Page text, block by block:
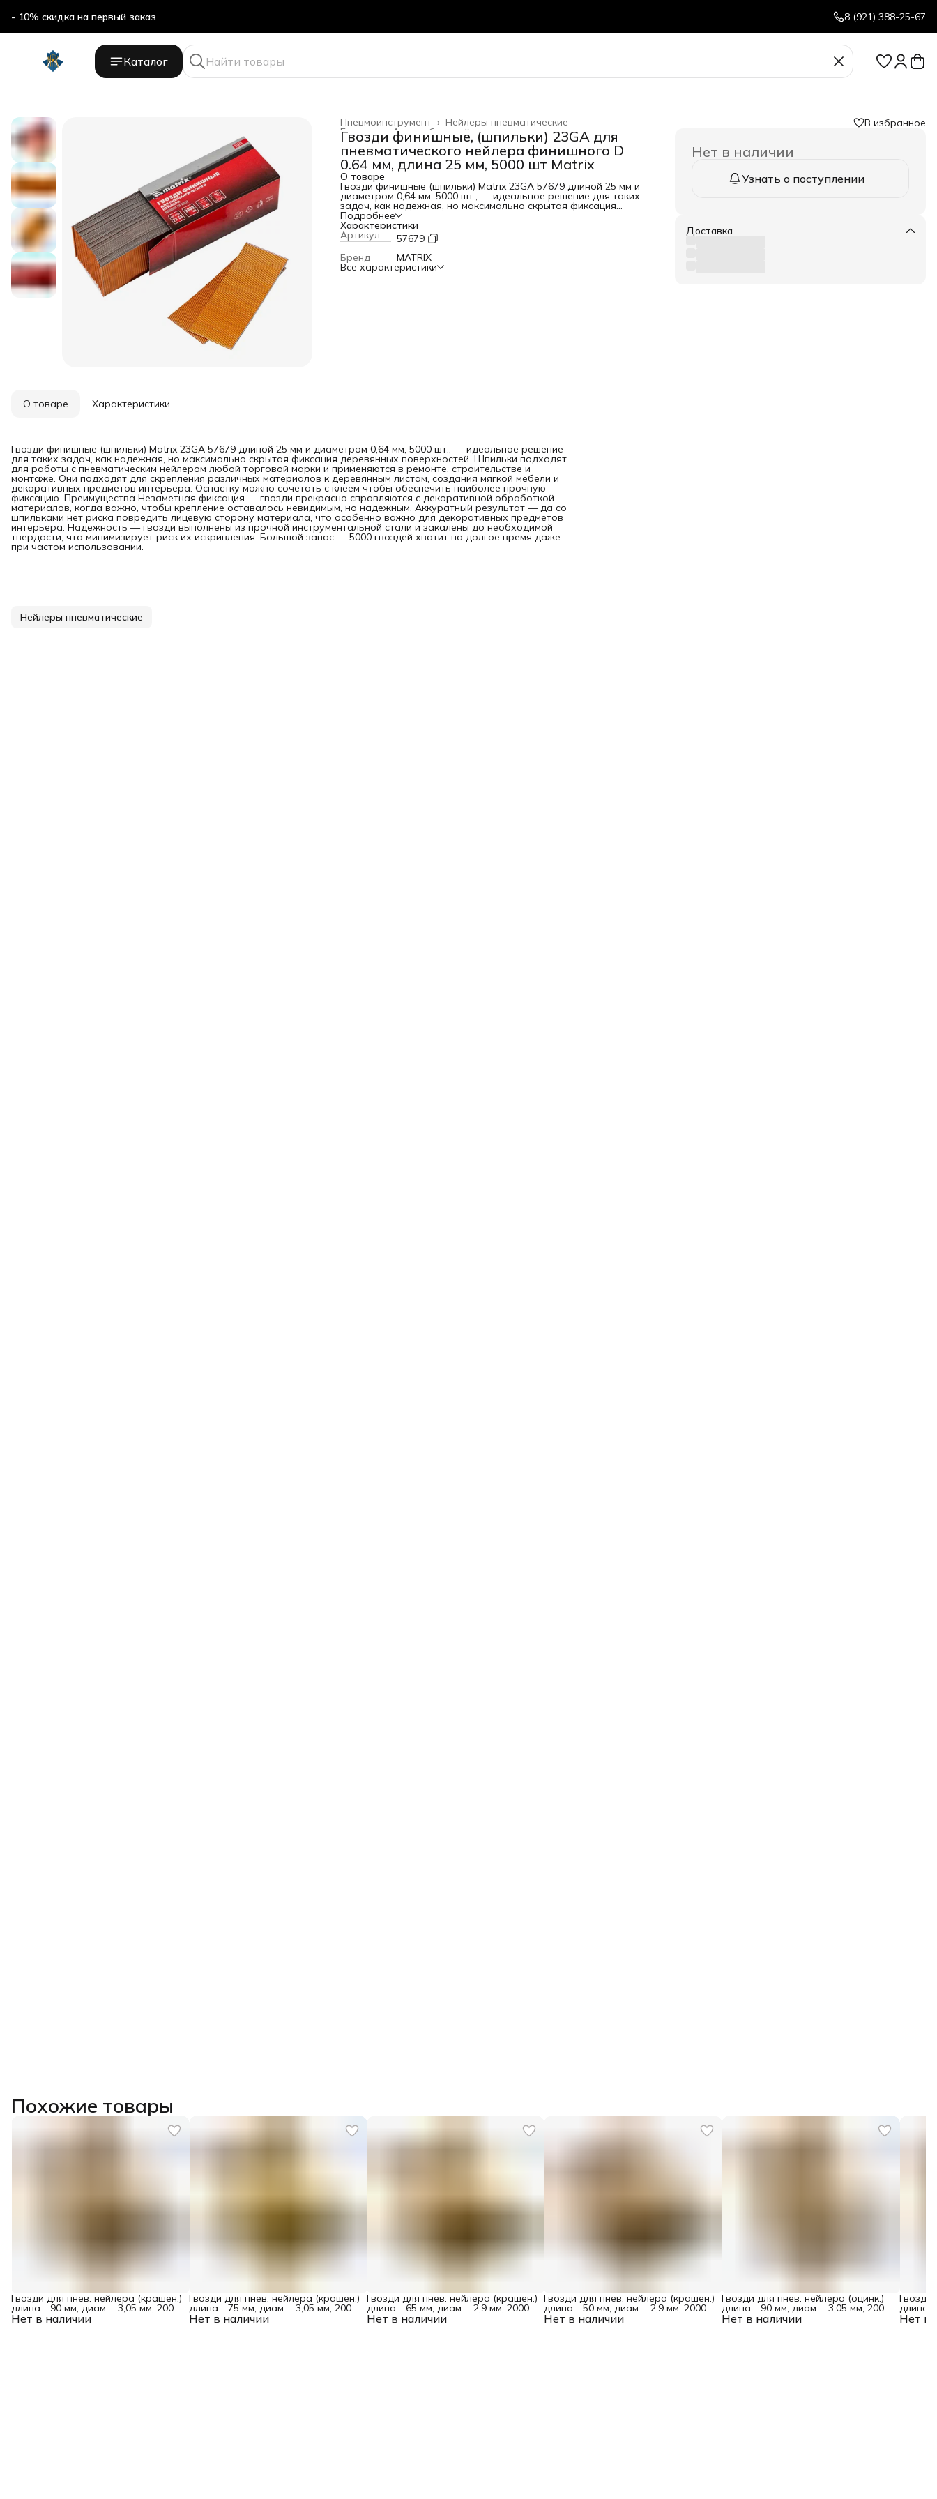
- 10% скидка на первый заказ
- 10% скидка на первый заказ
8 (921) 388-25-67
Каталог
Нейлеры пневматические
Пневмоинструмент ›
Автомобильный инструмент ›
Главная ›
Гвозди финишные, (шпильки) 23GA для
пневматического нейлера финишного D
0.64 мм, длина 25 мм, 5000 шт Matrix
О товаре
Гвозди финишные (шпильки) Matrix 23GA 57679 длиной 25 мм и
диаметром 0,64 мм, 5000 шт., — идеальное решение для таких
задач, как надежная, но максимально скрытая фиксация
деревянных поверхностей. Шпильки подходят для работы с
пневматическим нейлером любой торговой марки и
применяются в ремонте, строительстве и монтаже. Они
подходят для скрепления различных материалов к
деревянным листам, создания мягкой мебели и декоративных
предметов интерьера. Оснастку можно сочетать с клеем
чтобы обеспечить наиболее прочную фиксацию.
Подробнее
Характеристики
Артикул
57679
Бренд
MATRIX
Все характеристики
В избранное
Нет в наличии
Узнать о поступлении
Доставка
О товаре Характеристики
Гвозди финишные (шпильки) Matrix 23GA 57679 длиной 25 мм и диаметром 0,64 мм, 5000 шт., — идеальное решение
для таких задач, как надежная, но максимально скрытая фиксация деревянных поверхностей. Шпильки подходят
для работы с пневматическим нейлером любой торговой марки и применяются в ремонте, строительстве и
монтаже. Они подходят для скрепления различных материалов к деревянным листам, создания мягкой мебели и
декоративных предметов интерьера. Оснастку можно сочетать с клеем чтобы обеспечить наиболее прочную
фиксацию. Преимущества Незаметная фиксация — гвозди прекрасно справляются с декоративной обработкой
материалов, когда важно, чтобы крепление оставалось невидимым, но надежным. Аккуратный результат — да со
шпильками нет риска повредить лицевую сторону материала, что особенно важно для декоративных предметов
интерьера. Надежность — гвозди выполнены из прочной инструментальной стали и закалены до необходимой
твердости, что минимизирует риск их искривления. Большой запас — 5000 гвоздей хватит на долгое время даже
при частом использовании.
Нейлеры пневматические
Похожие товары
Нет в наличии
Гвозди для пнев. нейлера (крашен.)
длина - 90 мм, диам. - 3,05 мм, 2000
шт. Denzel Нет в наличии
Гвозди для пнев. нейлера (крашен.)
длина - 75 мм, диам. - 3,05 мм, 2000
шт. Denzel Нет в наличии
Гвозди для пнев. нейлера (крашен.)
длина - 65 мм, диам. - 2,9 мм, 2000
шт. Denzel Нет в наличии
Гвозди для пнев. нейлера (крашен.)
длина - 50 мм, диам. - 2,9 мм, 2000
шт. Denzel Нет в наличии
Гвозди для пнев. нейлера (оцинк.)
длина - 90 мм, диам. - 3,05 мм, 2000
шт. Denzel Нет в
Гвозди
длина
шт.